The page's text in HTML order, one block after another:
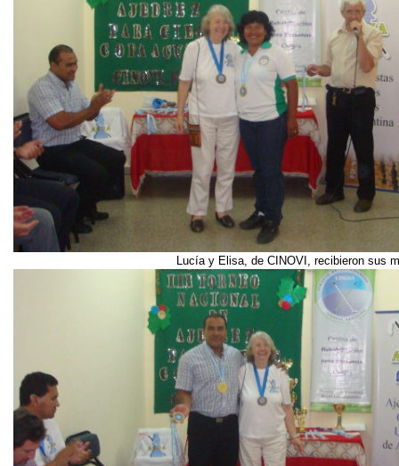
Lucía y Elisa, de CINOVI, recibieron sus